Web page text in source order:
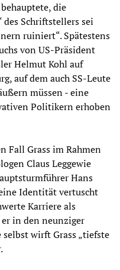
behauptete, die
Schriftstellers sei
ruiniert“. Spätestens
von US-Präsident
Helmut Kohl auf
auf dem auch SS-Leute
müssen - eine
Politikern erhoben
Fall Grass im Rahmen
Claus Leggewie
Hans
Identität vertuscht
Karriere als
in den neunziger
wirft Grass „tiefste